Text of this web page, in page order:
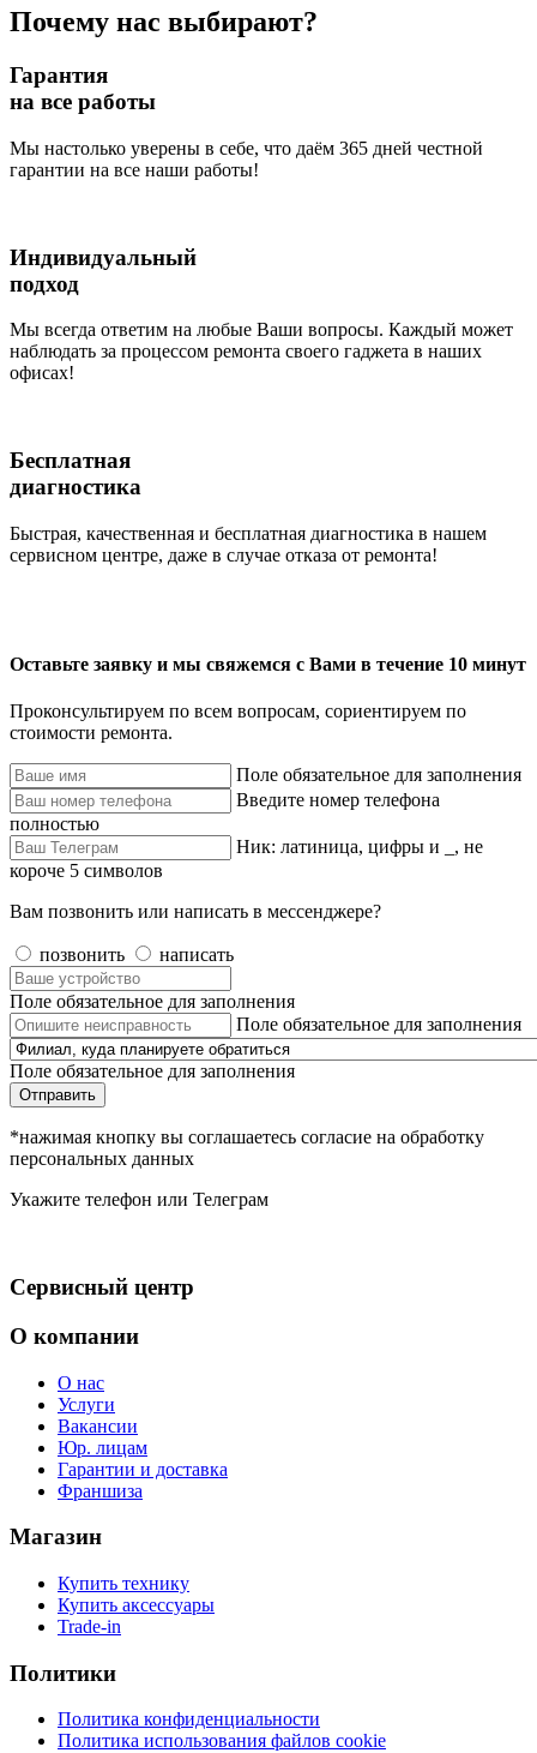
Почему нас выбирают?
Гарантия
на все работы
Мы настолько уверены в себе, что даём 365 дней честной
гарантии на все наши работы!
Индивидуальный
подход
Мы всегда ответим на любые Ваши вопросы. Каждый может
наблюдать за процессом ремонта своего гаджета в наших
офисах!
Бесплатная
диагностика
Быстрая, качественная и бесплатная диагностика в нашем
сервисном центре, даже в случае отказа от ремонта!
Оставьте заявку и мы свяжемся с Вами в течение 10 минут
Проконсультируем по всем вопросам, сориентируем по
стоимости ремонта.
Поле обязательное для заполнения
Введите номер телефона
полностью
Ник: латиница, цифры и _, не
короче 5 символов
Вам позвонить или написать в мессенджере?
позвонить написать
Поле обязательное для заполнения
Поле обязательное для заполнения
Поле обязательное для заполнения
Отправить
*нажимая кнопку вы соглашаетесь согласие на обработку
персональных данных
Укажите телефон или Телеграм
Сервисный центр
О компании
О нас
Услуги
Вакансии
Юр. лицам
Гарантии и доставка
Франшиза
Магазин
Купить технику
Купить аксессуары
Trade-in
Политики
Политика конфиденциальности
Политика использования файлов cookie